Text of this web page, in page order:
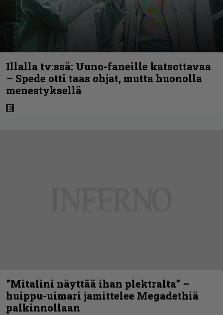
Illalla tv:ssä: Uuno-faneille katsottavaa
– Spede otti taas ohjat, mutta huonolla
menestyksellä
”Mitalini näyttää ihan plektralta” –
huippu-uimari jamittelee Megadethiä
palkinnollaan